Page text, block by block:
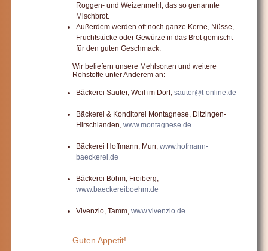
Roggen- und Weizenmehl, das so genannte
Mischbrot.
Außerdem werden oft noch ganze Kerne, Nüsse,
Fruchtstücke oder Gewürze in das Brot gemischt -
für den guten Geschmack.
Wir beliefern unsere Mehlsorten und weitere
Rohstoffe unter Anderem an:
Bäckerei Sauter, Weil im Dorf, sauter@t-online.de
Bäckerei & Konditorei Montagnese, Ditzingen-
Hirschlanden, www.montagnese.de
Bäckerei Hoffmann, Murr, www.hofmann-
baeckerei.de
Bäckerei Böhm, Freiberg,
www.baeckereiboehm.de
Vivenzio, Tamm, www.vivenzio.de
Guten Appetit!